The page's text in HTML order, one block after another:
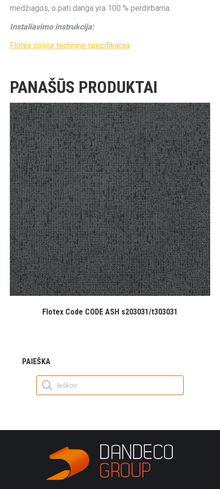
medžiagos, o pati danga yra 100 % perdirbama.
Instaliavimo instrukcija:
Flotex colour techninė specifikacija
PANAŠŪS PRODUKTAI
Flotex Code CODE ASH s203031/t303031
PAIEŠKA
Products
search